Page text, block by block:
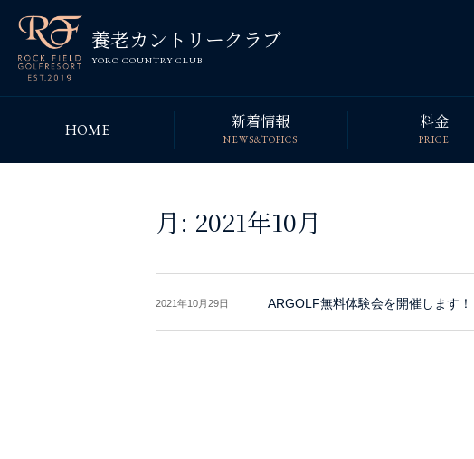
養老カントリークラブ
YORO COUNTRY CLUB
HOME 新着情報
NEWS&TOPICS
料金
PRICE
月: 2021年10月
2021年10月29日 ARGOLF無料体験会を開催します